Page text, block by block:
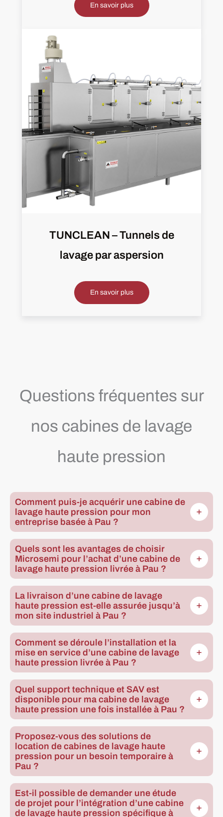
En savoir plus
TUNCLEAN – Tunnels de
lavage par aspersion
En savoir plus
Questions fréquentes sur
nos cabines de lavage
haute pression
Comment puis-je acquérir une cabine de
lavage haute pression pour mon
entreprise basée à Pau ?
Quels sont les avantages de choisir
Microsemi pour l’achat d’une cabine de
lavage haute pression livrée à Pau ?
La livraison d’une cabine de lavage
haute pression est-elle assurée jusqu’à
mon site industriel à Pau ?
Comment se déroule l’installation et la
mise en service d’une cabine de lavage
haute pression livrée à Pau ?
Quel support technique et SAV est
disponible pour ma cabine de lavage
haute pression une fois installée à Pau ?
Proposez-vous des solutions de
location de cabines de lavage haute
pression pour un besoin temporaire à
Pau ?
Est-il possible de demander une étude
de projet pour l’intégration d’une cabine
de lavage haute pression spécifique à